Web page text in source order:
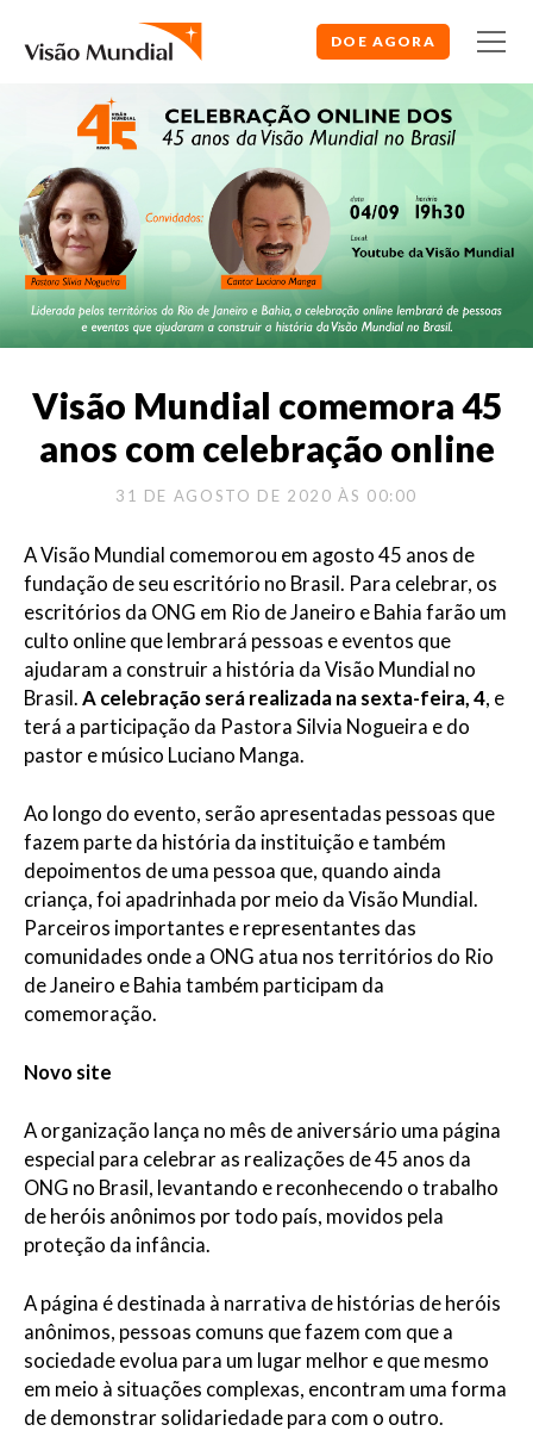
DOE AGORA
Visão Mundial comemora 45
anos com celebração online
31 DE AGOSTO DE 2020 ÀS 00:00
A Visão Mundial comemorou em agosto 45 anos de
fundação de seu escritório no Brasil. Para celebrar, os
escritórios da ONG em Rio de Janeiro e Bahia farão um
culto online que lembrará pessoas e eventos que
ajudaram a construir a história da Visão Mundial no
Brasil. A celebração será realizada na sexta-feira, 4, e
terá a participação da Pastora Silvia Nogueira e do
pastor e músico Luciano Manga.
Ao longo do evento, serão apresentadas pessoas que
fazem parte da história da instituição e também
depoimentos de uma pessoa que, quando ainda
criança, foi apadrinhada por meio da Visão Mundial.
Parceiros importantes e representantes das
comunidades onde a ONG atua nos territórios do Rio
de Janeiro e Bahia também participam da
comemoração.
Novo site
A organização lança no mês de aniversário uma página
especial para celebrar as realizações de 45 anos da
ONG no Brasil, levantando e reconhecendo o trabalho
de heróis anônimos por todo país, movidos pela
proteção da infância.
A página é destinada à narrativa de histórias de heróis
anônimos, pessoas comuns que fazem com que a
sociedade evolua para um lugar melhor e que mesmo
em meio à situações complexas, encontram uma forma
de demonstrar solidariedade para com o outro.